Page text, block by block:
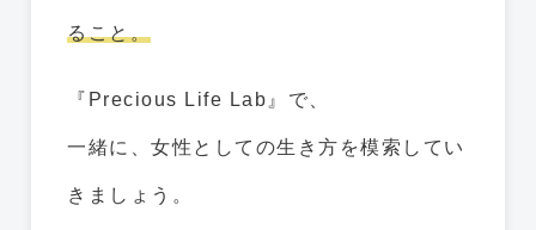
ること。
『Precious Life Lab』で、
一緒に、女性としての生き方を模索してい
きましょう。